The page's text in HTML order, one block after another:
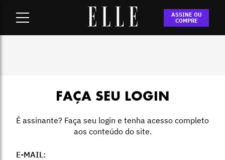
ASSINE OU
COMPRE
FAÇA SEU LOGIN
É assinante? Faça seu login e tenha acesso completo
aos conteúdo do site.
E-MAIL: